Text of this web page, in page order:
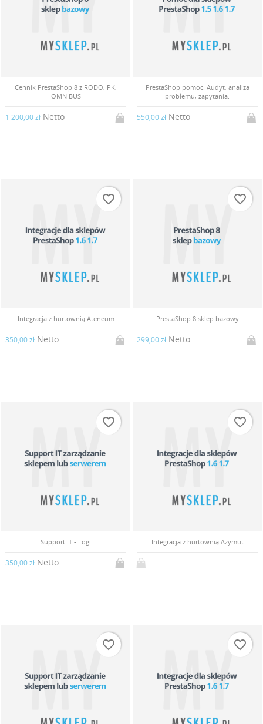
Cennik PrestaShop 8 z RODO, PK,
OMNIBUS
1 200,00 zł Netto
PrestaShop pomoc. Audyt, analiza
problemu, zapytania.
550,00 zł Netto
Integracja z hurtownią Ateneum
350,00 zł Netto
favorite_border
PrestaShop 8 sklep bazowy
299,00 zł Netto
favorite_border
Support IT - Logi
350,00 zł Netto
favorite_border
Integracja z hurtownią Azymut
favorite_border
favorite_border favorite_border
DODAJ DO LISTY ŻYCZEŃ
((cancelText)) ((modalDeleteText))
Anuluj Utwórz listę życzeń
Zaloguj się